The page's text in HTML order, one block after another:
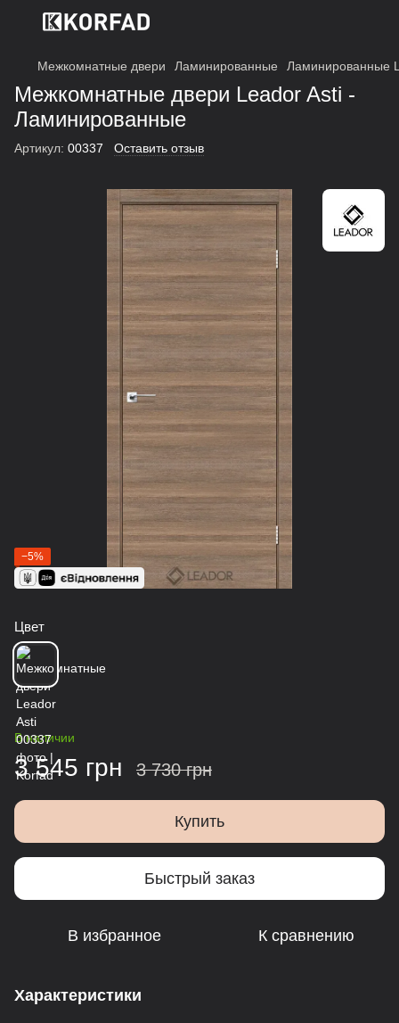
Межкомнатные двери Ламинированные Ламинированные
Межкомнатные двери Leador Asti -
Ламинированные
Артикул: 00337 Оставить отзыв
−5%
Цвет
В наличии
3 545 грн 3 730 грн
Купить
Быстрый заказ
В избранное К сравнению
Характеристики